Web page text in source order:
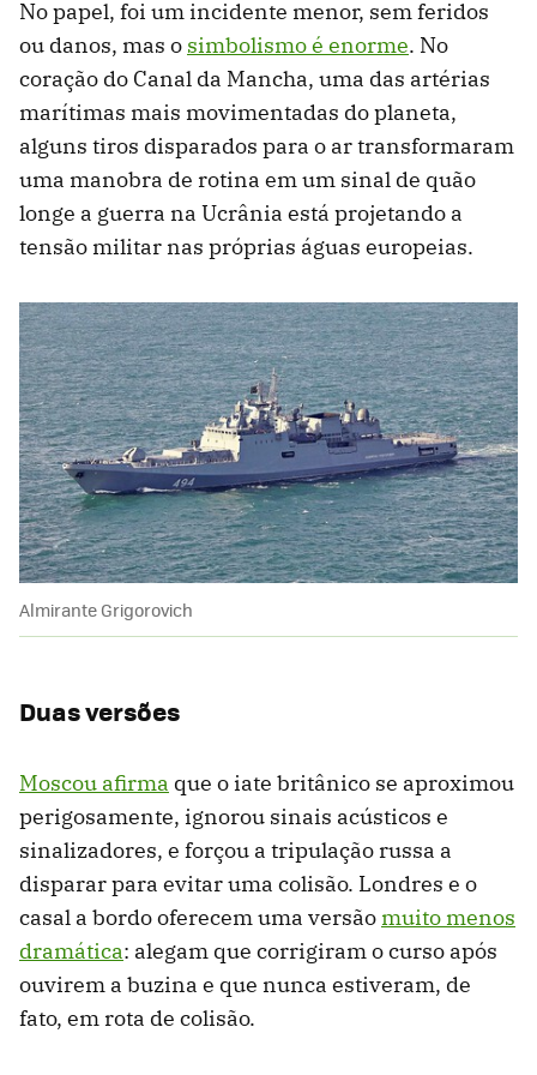
No papel, foi um incidente menor, sem feridos
ou danos, mas o simbolismo é enorme. No
coração do Canal da Mancha, uma das artérias
marítimas mais movimentadas do planeta,
alguns tiros disparados para o ar transformaram
uma manobra de rotina em um sinal de quão
longe a guerra na Ucrânia está projetando a
tensão militar nas próprias águas europeias.
Almirante Grigorovich
Duas versões
Moscou afirma que o iate britânico se aproximou
perigosamente, ignorou sinais acústicos e
sinalizadores, e forçou a tripulação russa a
disparar para evitar uma colisão. Londres e o
casal a bordo oferecem uma versãomuito menos
dramática: alegam que corrigiram o curso após
ouvirem a buzina e que nunca estiveram, de
fato, em rota de colisão.